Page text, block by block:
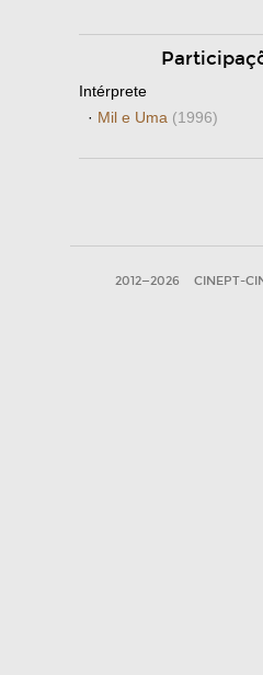
Intérprete
· Mil e Uma (1996)
2012—2026 CINEPT-